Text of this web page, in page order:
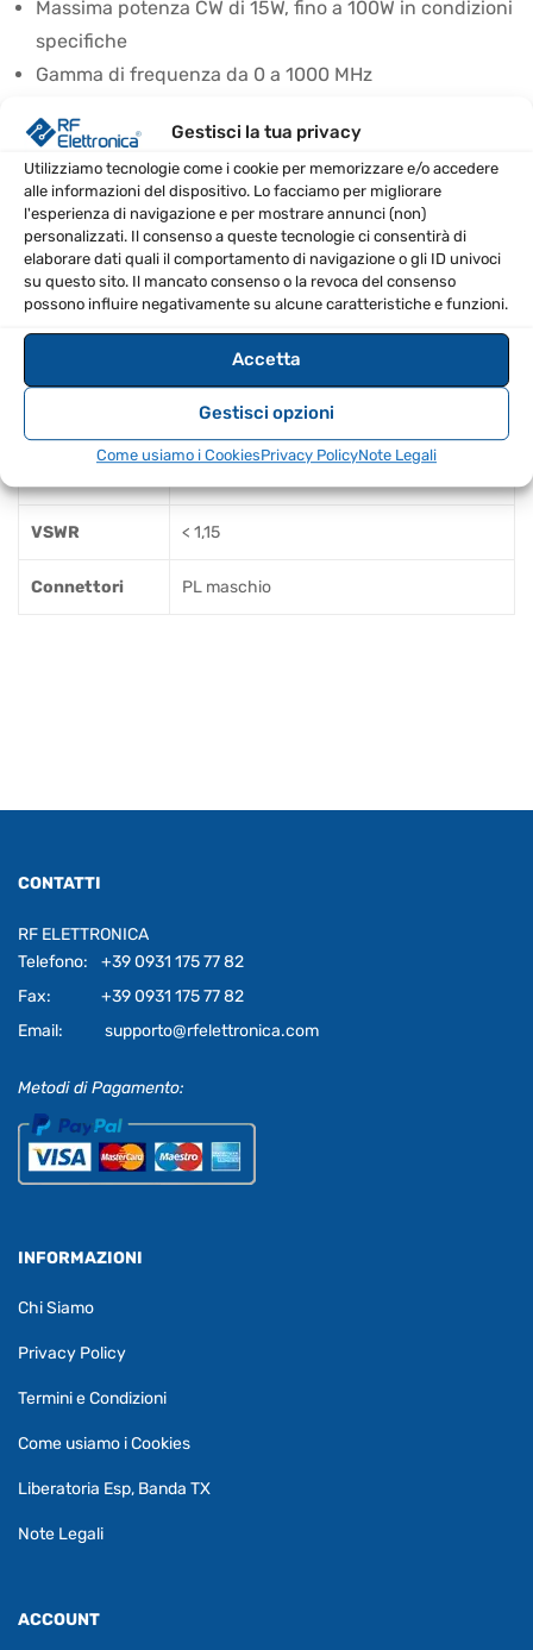
Gestisci la tua privacy
Utilizziamo tecnologie come i cookie per memorizzare e/o accedere
alle informazioni del dispositivo. Lo facciamo per migliorare
l'esperienza di navigazione e per mostrare annunci (non)
personalizzati. Il consenso a queste tecnologie ci consentirà di
elaborare dati quali il comportamento di navigazione o gli ID univoci
su questo sito. Il mancato consenso o la revoca del consenso
possono influire negativamente su alcune caratteristiche e funzioni.
Accetta
Gestisci opzioni
Come usiamo i CookiesPrivacy PolicyNote Legali
Massima potenza CW di 15W, fino a 100W in condizioni
specifiche
Gamma di frequenza da 0 a 1000 MHz
Connettore PL maschio
SPECIFICHE TECNICHE
Modello DL-50
Impedance 50 Ω
CW: 15W, max. 100W (variabile in base al
ciclo On:Off)
Range di
0-1000 MHz
VSWR < 1,15
Connettori PL maschio
CONTATTI
RF ELETTRONICA
Telefono:
+39 0931 175 77 82
Fax:
+39 0931 175 77 82
Email:
supporto@rfelettronica.com
Metodi di Pagamento:
INFORMAZIONI
Chi Siamo
Privacy Policy
Termini e Condizioni
Come usiamo i Cookies
Liberatoria Esp, Banda TX
Note Legali
ACCOUNT